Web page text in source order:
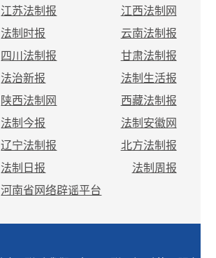
江苏法制报
江西法制网
法制时报
云南法制报
四川法制报
甘肃法制报
法治新报
法制生活报
陕西法制网
西藏法制报
法制今报
法制安徽网
辽宁法制报
北方法制报
法制日报
法制周报
河南省网络辟谣平台